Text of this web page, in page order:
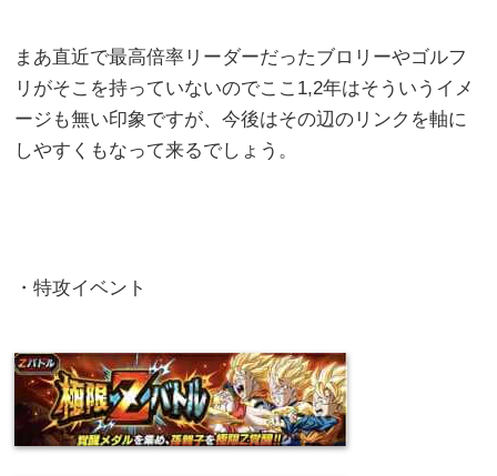
まあ直近で最高倍率リーダーだったブロリーやゴルフ
リがそこを持っていないのでここ1,2年はそういうイメ
ージも無い印象ですが、今後はその辺のリンクを軸に
しやすくもなって来るでしょう。
・特攻イベント